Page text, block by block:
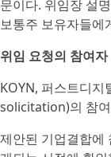
문이다. 위임장 설
보통주 보유자들에
위임 요청의 참여자
KOYN, 퍼스트디
solicitation)의 참여
제안된 기업결합에